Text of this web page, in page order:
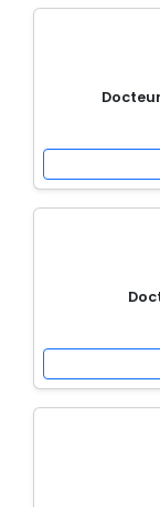
Docteur